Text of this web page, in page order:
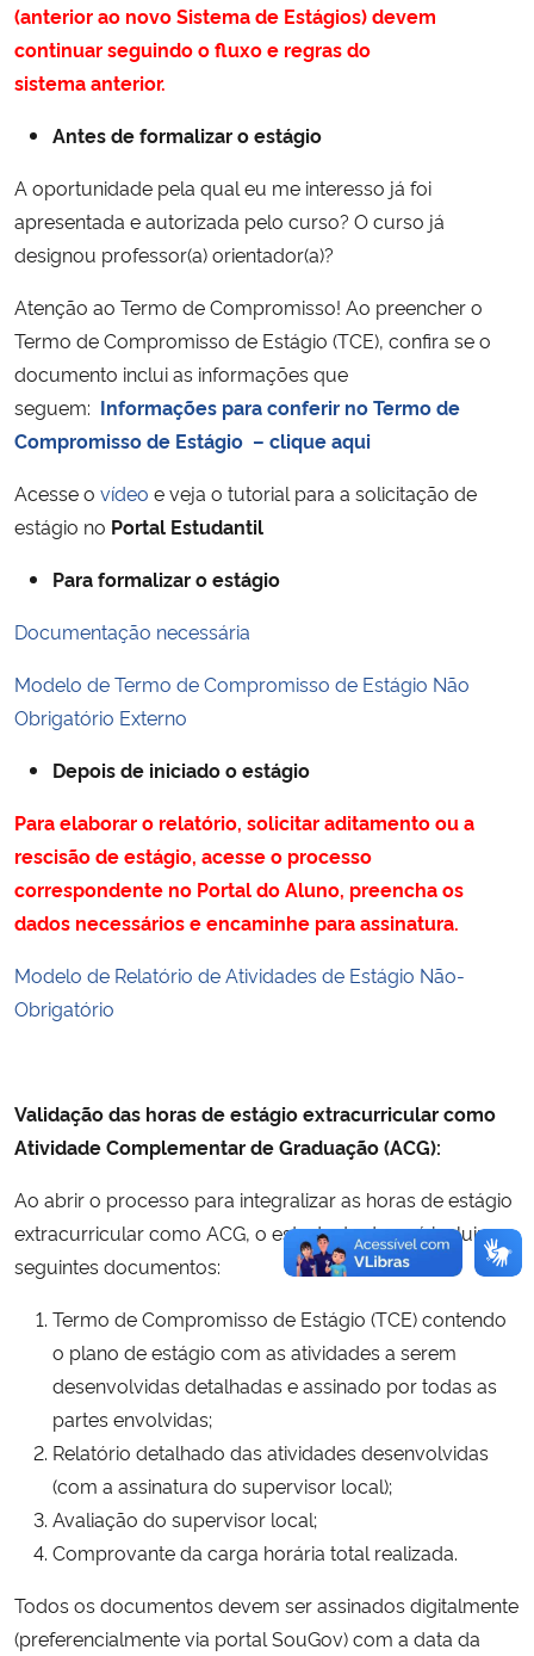
Ministério do Meio Ambiente
Controladoria-Geral da União
Secretaria-Geral
Secretaria de Governo
Advocacia-Geral da União
(anterior ao novo Sistema de Estágios) devem
continuar seguindo o fluxo e regras do
sistema anterior.
Antes de formalizar o estágio
A oportunidade pela qual eu me interesso já foi
apresentada e autorizada pelo curso? O curso já
designou professor(a) orientador(a)?
Atenção ao Termo de Compromisso! Ao preencher o
Termo de Compromisso de Estágio (TCE), confira se o
documento inclui as informações que
seguem: Informações para conferir no Termo de
Compromisso de Estágio – clique aqui
Acesse o vídeo e veja o tutorial para a solicitação de
estágio no Portal Estudantil
Para formalizar o estágio
Documentação necessária
Modelo de Termo de Compromisso de Estágio Não
Obrigatório Externo
Depois de iniciado o estágio
Para elaborar o relatório, solicitar aditamento ou a
rescisão de estágio, acesse o processo
correspondente no Portal do Aluno, preencha os
dados necessários e encaminhe para assinatura.
Modelo de Relatório de Atividades de Estágio Não-
Obrigatório
Validação das horas de estágio extracurricular como
Atividade Complementar de Graduação (ACG):
Ao abrir o processo para integralizar as horas de estágio
extracurricular como ACG, o estudante deverá incluir os
seguintes documentos:
Termo de Compromisso de Estágio (TCE) contendo
o plano de estágio com as atividades a serem
desenvolvidas detalhadas e assinado por todas as
partes envolvidas;
Relatório detalhado das atividades desenvolvidas
(com a assinatura do supervisor local);
Avaliação do supervisor local;
Comprovante da carga horária total realizada.
Todos os documentos devem ser assinados digitalmente
(preferencialmente via portal SouGov) com a data da